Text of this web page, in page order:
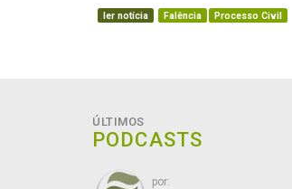
ler notícia Falência Processo Civil
ÚLTIMOS
PODCASTS
por: